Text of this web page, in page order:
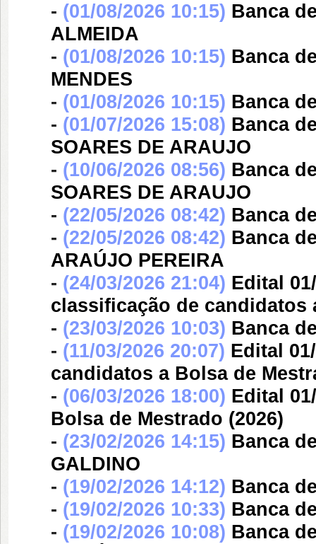
- (01/08/2026 10:15) Banca
ALMEIDA
- (01/08/2026 10:15) Banca
MENDES
- (01/08/2026 10:15) Banca
- (01/07/2026 15:08) Banca
SOARES DE ARAUJO
- (10/06/2026 08:56) Banca
SOARES DE ARAUJO
- (22/05/2026 08:42) Banca
- (22/05/2026 08:42) Banca
ARAÚJO PEREIRA
- (24/03/2026 21:04) Edital
classificação de candidatos
- (23/03/2026 10:03) Banca
- (11/03/2026 20:07) Edital
candidatos a Bolsa de
- (06/03/2026 18:00) Edital
Bolsa de Mestrado (2026)
- (23/02/2026 14:15) Banca
GALDINO
- (19/02/2026 14:12) Banca
- (19/02/2026 10:33) Banca
- (19/02/2026 10:08) Banca